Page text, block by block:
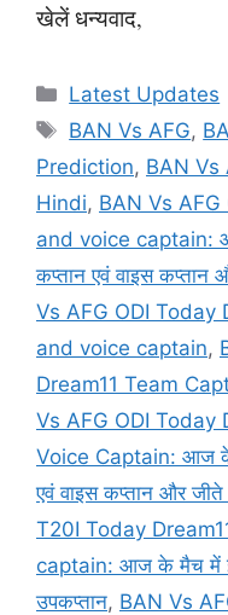
खेलें धन्यवाद,
Categories
Latest Updates
Tags
BAN Vs AFG,
Prediction, BAN Vs
Hindi, BAN Vs AFG
and voice captain:
कप्तान एवं वाइस कप्तान
Vs AFG ODI Today
and voice captain,
Dream11 Team
Vs AFG ODI Today
Voice Captain: आज के
एवं वाइस कप्तान और
T20I Today
captain: आज के मैच में
उपकप्तान, BAN Vs